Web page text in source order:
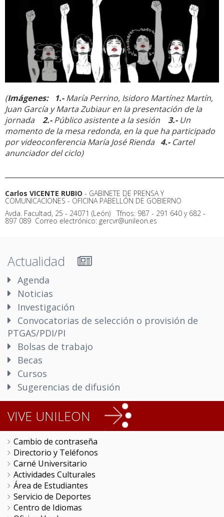
(Imágenes: 1.-María Perrino, Isidoro Martínez Martín,
Juan García y Marta Zubiaur en la presentación de la
jornada
2.-Público asistente a la sesión 3.-Un
momento de la mesa redonda, en la que ha participado
por videoconferencia María José Rienda 4.-Cartel
anunciador del ciclo)
Carlos VICENTE RUBIO - GABINETE DE PRENSA Y
COMUNICACIONES - OFICINA PABELLÓN DE GOBIERNO
Avda. Facultad, 25 - 24071 (León)  Tfnos: 987 - 291 640 y 682 -
897 089  Correo electrónico: gercvr@unileon.es
Actualidad
Agenda
Noticias
Investigación
Convocatorias de selección o provisión de
PTGAS/PDI/PI
Bolsas de trabajo
Becas
Cursos
Sugerencias de difusión
VIVE UNILEON
Cambio de contraseña
Directorio y Teléfonos
Carné Universitario
Actividades Culturales
Área de Estudiantes
Servicio de Deportes
Centro de Idiomas